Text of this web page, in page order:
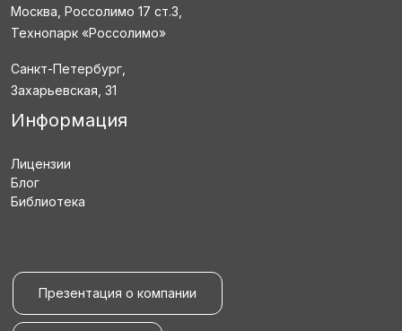
Москва, Россолимо 17 ст.3,
Технопарк «Россолимо»
Санкт-Петербург,
Захарьевская, 31
Информация
Лицензии
Блог
Библиотека
Презентация о компании